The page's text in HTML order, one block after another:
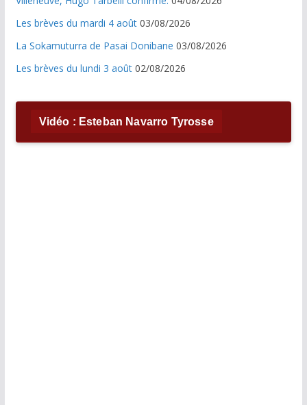
Les brèves du mardi 4 août 03/08/2026
La Sokamuturra de Pasai Donibane 03/08/2026
Les brèves du lundi 3 août 02/08/2026
Vidéo : Esteban Navarro Tyrosse